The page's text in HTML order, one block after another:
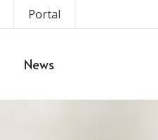
Portal
News